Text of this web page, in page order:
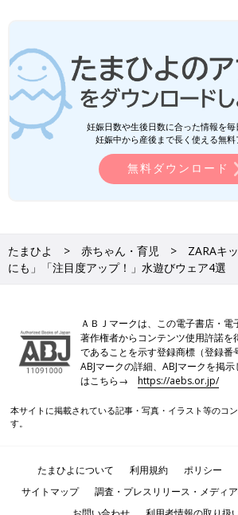
妊娠日数や生後日数に合った情報を毎
妊娠中から産後まで長く使える無料
無料ダウンロード
たまひよ 赤ちゃん・育児
ZARAキ
にも」「注目度アップ！」水遊びウェア4選
ＡＢＪマークは、この電子書店・電
著作権者からコンテンツ使用許諾を
であることを示す登録商標（登録番
ABJマークの詳細、ABJマークを掲
はこちら→https://aebs.or.jp/
本サイトに掲載されている記事・写真・イラスト等のコ
す。
たまひよについて 利用規約 ポリシー
サイトマップ
調査・プレスリリース・メディ